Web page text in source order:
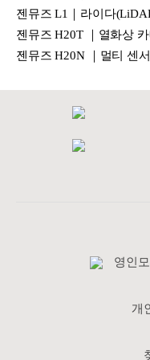
젠뮤즈 L1｜라이다
젠뮤즈 H20T ｜열화상
젠뮤즈 H20N ｜멀티 센서
영인
개